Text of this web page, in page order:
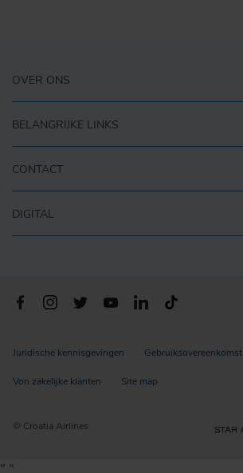
OVER ONS
BELANGRIJKE LINKS
CONTACT
DIGITAL
Juridische kennisgevingen Gebruiksovereenkomst
Von zakelijke klanten Site map
© Croatia Airlines
" "